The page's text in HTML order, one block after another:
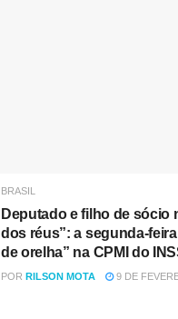
BRASIL
Deputado e filho de sócio
dos réus”: a segunda-
de orelha” na CPMI do
POR RILSON MOTA 9 DE